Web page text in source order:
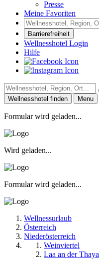
Presse
Meine Favoriten
Barrierefreiheit
Wellnesshotel Login
Hilfe
Wellnesshotel finden
Menu
Formular wird geladen...
Wird geladen...
Formular wird geladen...
Wellnessurlaub
Österreich
Niederösterreich
Weinviertel
Laa an der Thaya